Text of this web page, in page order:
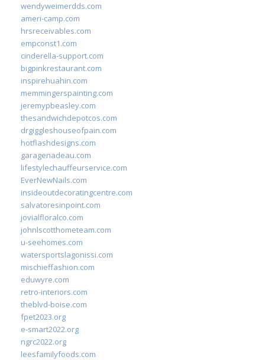
wendyweimerdds.com
ameri-camp.com
hrsreceivables.com
empconst1.com
cinderella-support.com
bigpinkrestaurant.com
inspirehuahin.com
memmingerspainting.com
jeremypbeasley.com
thesandwichdepotcos.com
drgiggleshouseofpain.com
hotflashdesigns.com
garagenadeau.com
lifestylechauffeurservice.com
EverNewNails.com
insideoutdecoratingcentre.com
salvatoresinpoint.com
jovialfloralco.com
johnlscotthometeam.com
u-seehomes.com
watersportslagonissi.com
mischieffashion.com
eduwyre.com
retro-interiors.com
theblvd-boise.com
fpet2023.org
e-smart2022.org
ngrc2022.org
leesfamilyfoods.com